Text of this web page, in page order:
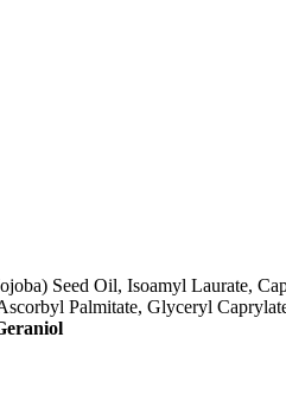
Seed Oil, Isoamyl Laurate,
Palmitate, Glyceryl